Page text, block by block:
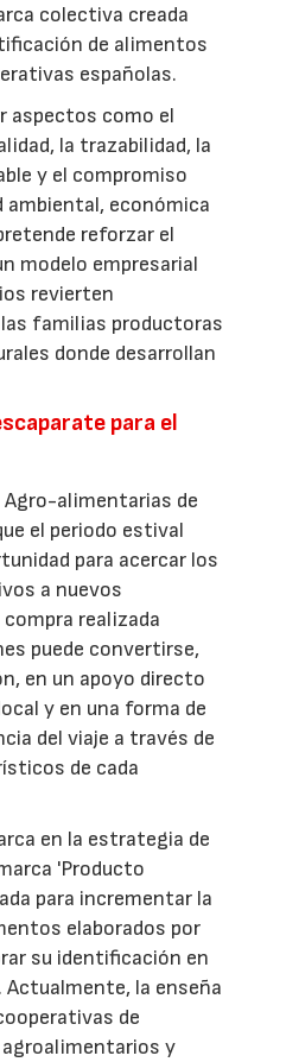
colectiva creada
de alimentos
españolas.
aspectos como el
la trazabilidad, la
y el compromiso
económica
reforzar el
modelo empresarial
revierten
familias productoras
donde desarrollan
para el
Agro-alimentarias de
el periodo estival
para acercar los
a nuevos
realizada
puede convertirse,
en un apoyo directo
y en una forma de
del viaje a través de
de cada
en la estrategia de
'Producto
para incrementar la
elaborados por
su identificación en
la enseña
de
y